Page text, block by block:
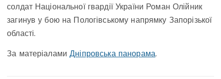
солдат Національної гвардії України Роман Олійник
загинув у бою на Пологівському напрямку Запорізької
області.
За матеріаламиДніпровська панорама.